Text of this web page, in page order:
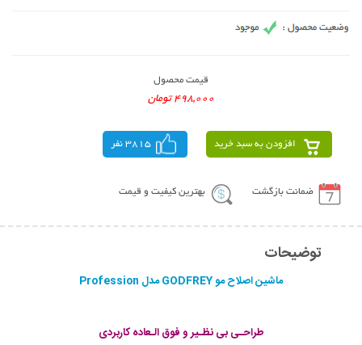
قیمت محصول
498,000 تومان
افزودن به سبد خرید 3815 نفر
ضمانت بازگشت بهترین کیفیت و قیمت
توضیحات
ماشین اصلاح مو GODFREY مدل Profession
طراحـی بی نظـیر و فوق الـعاده کاربردی